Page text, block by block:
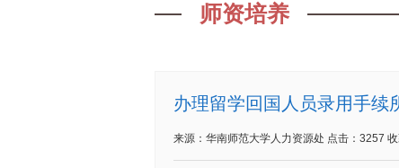
师资培养
办理留学回国人员录用手续
来源：华南师范大学人力资源处 点击： 3257